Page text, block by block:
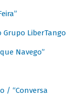
Grupo LiberTango
Navego”
/ “Conversa